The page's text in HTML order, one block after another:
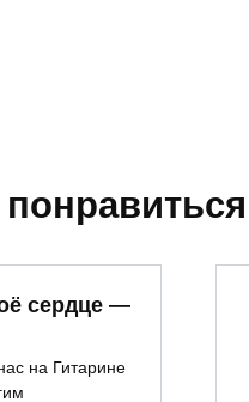
сердце —
на Гитарине